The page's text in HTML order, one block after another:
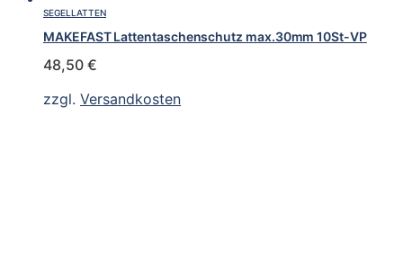
SEGELLATTEN
MAKEFAST Lattentaschenschutz max.30mm 10St-VP
48,50 €
zzgl. Versandkosten